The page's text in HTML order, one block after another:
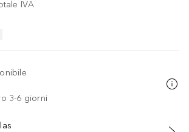
IVA
3-6 giorni